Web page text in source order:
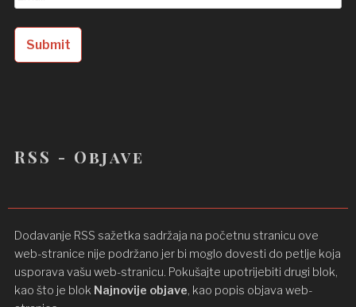
RSS - Objave
Dodavanje RSS sažetka sadržaja na početnu stranicu ove
web-stranice nije podržano jer bi moglo dovesti do petlje koja
usporava vašu web-stranicu. Pokušajte upotrijebiti drugi blok,
kao što je blok Najnovije objave, kao popis objava ​​web-